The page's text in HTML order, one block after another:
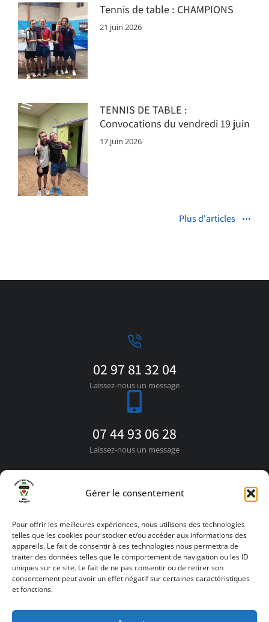
Gérer le consentement
Pour offrir les meilleures expériences, nous utilisons des technologies
telles que les cookies pour stocker et/ou accéder aux informations des
appareils. Le fait de consentir à ces technologies nous permettra de
traiter des données telles que le comportement de navigation ou les ID
uniques sur ce site. Le fait de ne pas consentir ou de retirer son
consentement peut avoir un effet négatif sur certaines caractéristiques
et fonctions.
Tennis de table : CHAMPIONS
21 juin 2026
TENNIS DE TABLE :
Convocations du vendredi 19 juin
17 juin 2026
Plus d'articles
02 97 81 32 04
Laissez-nous un message
07 44 93 06 28
Laissez-nous un message
contact [at] lesenfantsduplessis.com
Contactez-nous par email